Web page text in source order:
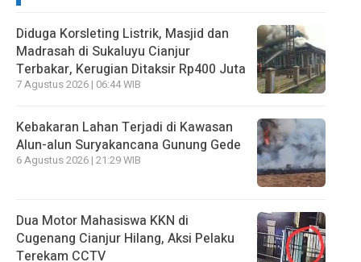
Diduga Korsleting Listrik, Masjid dan
Madrasah di Sukaluyu Cianjur
Terbakar, Kerugian Ditaksir Rp400 Juta
7 Agustus 2026 | 06:44 WIB
Kebakaran Lahan Terjadi di Kawasan
Alun-alun Suryakancana Gunung Gede
6 Agustus 2026 | 21:29 WIB
Dua Motor Mahasiswa KKN di
Cugenang Cianjur Hilang, Aksi Pelaku
Terekam CCTV